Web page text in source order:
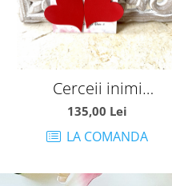
Cerceii inimi
asimetrice rosii
135,00 Lei
LA COMANDA